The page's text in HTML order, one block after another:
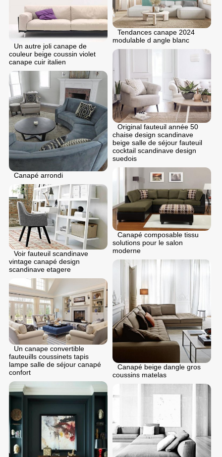
Tendances canape 2024
modulable d angle blanc
Un autre joli canape de
couleur beige coussin violet
canape cuir italien
Original fauteuil année 50
chaise design scandinave
beige salle de séjour fauteuil
cocktail scandinave design
suedois
Canapé arrondi
Canapé composable tissu
solutions pour le salon
moderne
Voir fauteuil scandinave
vintage canapé design
scandinave etagere
Canapé beige dangle gros
coussins matelas
Un canape convertible
fauteuills coussinets tapis
lampe salle de séjour canapé
confort